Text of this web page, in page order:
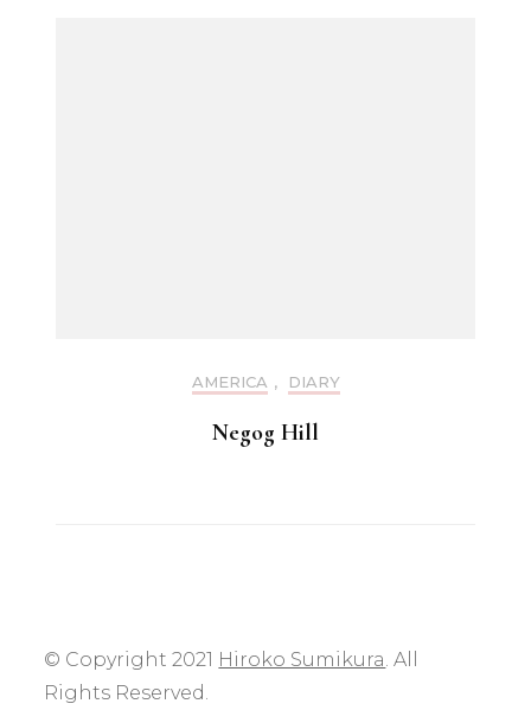
AMERICA , DIARY
Negog Hill
© Copyright 2021 Hiroko Sumikura. All
Rights Reserved.